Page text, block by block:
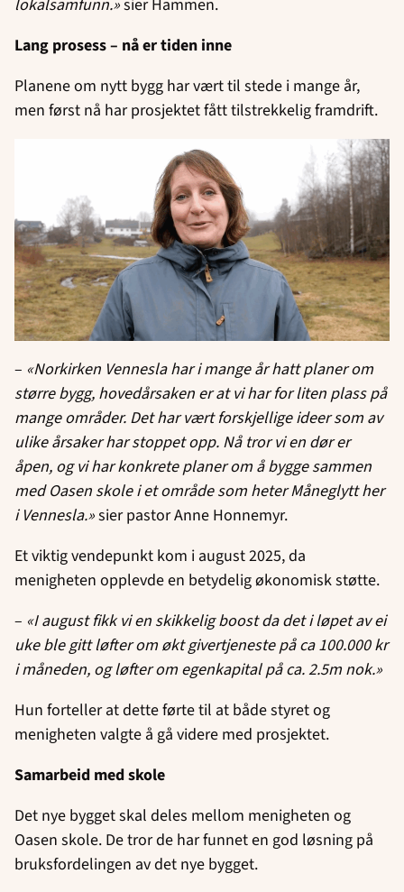
lokalsamfunn.»sier Hammen.
Lang prosess – nå er tiden inne
Planene om nytt bygg har vært til stede i mange år,
men først nå har prosjektet fått tilstrekkelig framdrift.
– «Norkirken Vennesla har i mange år hatt planer om
større bygg, hovedårsaken er at vi har for liten plass på
mange områder. Det har vært forskjellige ideer som av
ulike årsaker har stoppet opp. Nå tror vi en dør er
åpen, og vi har konkrete planer om å bygge sammen
med Oasen skole i et område som heter Måneglytt her
i Vennesla.»sier pastor Anne Honnemyr.
Et viktig vendepunkt kom i august 2025, da
menigheten opplevde en betydelig økonomisk støtte.
– «I august fikk vi en skikkelig boost da det i løpet av ei
uke ble gitt løfter om økt givertjeneste på ca 100.000 kr
i måneden, og løfter om egenkapital på ca. 2.5m nok.»
Hun forteller at dette førte til at både styret og
menigheten valgte å gå videre med prosjektet.
Samarbeid med skole
Det nye bygget skal deles mellom menigheten og
Oasen skole. De tror de har funnet en god løsning på
bruksfordelingen av det nye bygget.